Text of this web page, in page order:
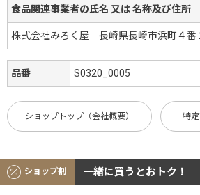
食品関連事業者の氏名 又は 名称及び住所
株式会社みろく屋 長崎県長崎市浜町４番
品番 S0320_0005
ショップトップ（会社概要） 特
ショップ割 一緒に買うとおトク！